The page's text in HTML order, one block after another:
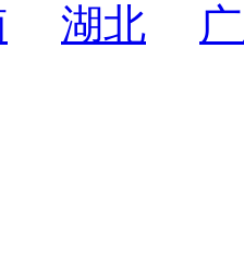
湖北